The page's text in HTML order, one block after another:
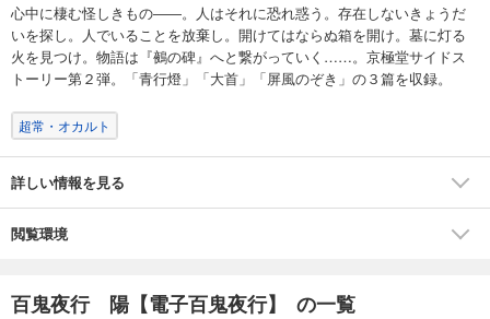
心中に棲む怪しきもの――。人はそれに恐れ惑う。存在しないきょうだ
いを探し。人でいることを放棄し。開けてはならぬ箱を開け。墓に灯る
火を見つけ。物語は『鵺の碑』へと繋がっていく……。京極堂サイドス
トーリー第２弾。「青行燈」「大首」「屏風のぞき」の３篇を収録。
超常・オカルト
詳しい情報を見る
閲覧環境
百鬼夜行 陽【電子百鬼夜行】 の一覧